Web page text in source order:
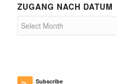
ZUGANG NACH DATUM
Subscribe